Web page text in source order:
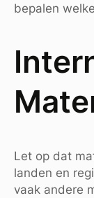
bepalen
Let op dat
landen en
vaak andere